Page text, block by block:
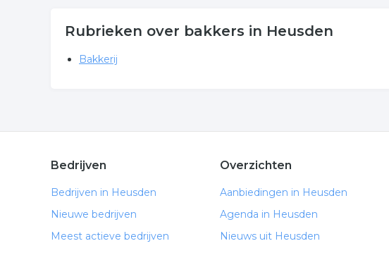
Rubrieken over bakkers in Heusden
Bakkerij
Bedrijven
Bedrijven in Heusden
Nieuwe bedrijven
Meest actieve bedrijven
Overzichten
Aanbiedingen in Heusden
Agenda in Heusden
Nieuws uit Heusden